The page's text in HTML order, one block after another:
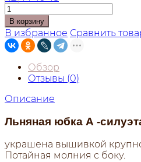
В корзину
В избранное Сравнить
Обзор
Отзывы (0)
Описание
Льняная юбка А -
украшена вышивкой
Потайная молния с боку.